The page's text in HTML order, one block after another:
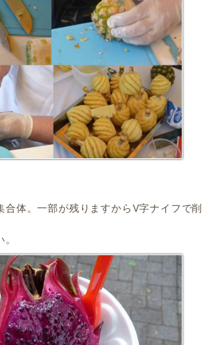
合体。一部が残りますからV字ナイフで削